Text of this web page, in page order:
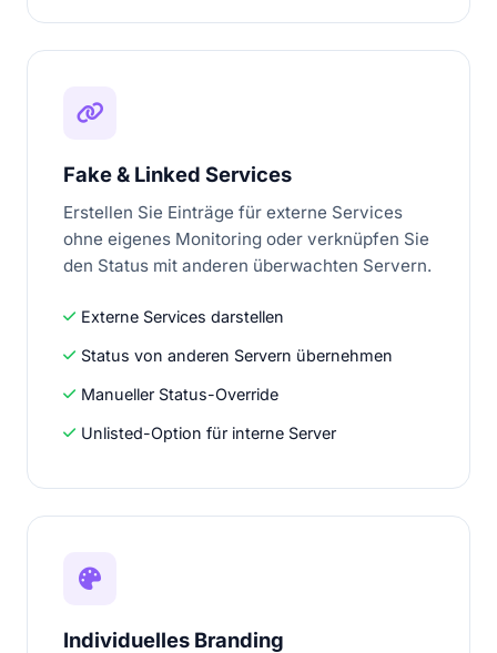
Fake & Linked Services
Erstellen Sie Einträge für externe Services
ohne eigenes Monitoring oder verknüpfen Sie
den Status mit anderen überwachten Servern.
Externe Services darstellen
Status von anderen Servern übernehmen
Manueller Status-Override
Unlisted-Option für interne Server
Individuelles Branding